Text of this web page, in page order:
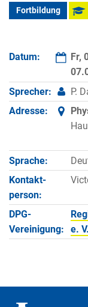
Fortbildung
Datum: Fr,
Sprecher:
P.
Adresse:
Sprache:
Kontakt­
person:
DPG-
Vereinigung:
e.